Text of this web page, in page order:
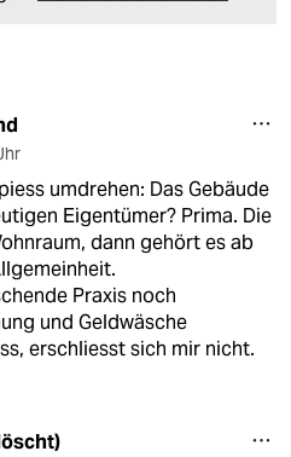
umdrehen: Das Gebäude
Eigentümer? Prima. Die
dann gehört es ab
Praxis noch
und Geldwäsche
erschliesst sich mir nicht.